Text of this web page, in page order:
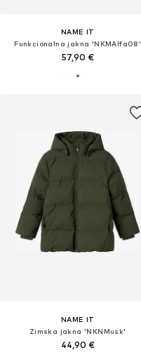
NAME IT
Funkcionalna jakna 'NKMAlfa08'
57,90 €
NAME IT
Zimska jakna 'NKNMusk'
44,90 €